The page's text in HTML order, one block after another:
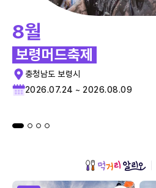
8월
보령머드축제
충청남도 보령시
2026.07.24 ~ 2026.08.09